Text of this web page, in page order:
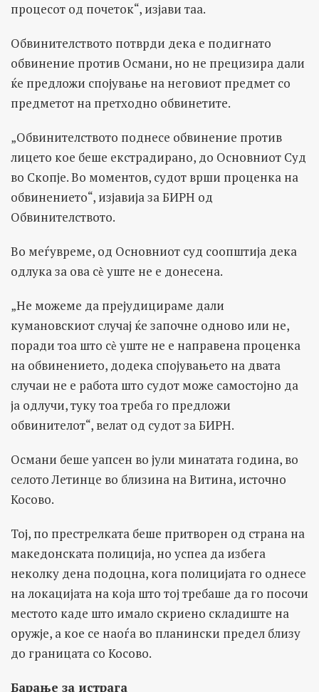
процесот од почеток“, изјави таа.
Обвинителството потврди дека е подигнато
обвинение против Османи, но не прецизира дали
ќе предложи спојување на неговиот предмет со
предметот на претходно обвинетите.
„Обвинителството поднесе обвинение против
лицето кое беше екстрадирано, до Основниот Суд
во Скопје. Во моментов, судот врши проценка на
обвинението“, изјавија за БИРН од
Обвинителството.
Во меѓувреме, од Основниот суд соопштија дека
одлука за ова сѐ уште не е донесена.
„Не можеме да прејудицираме дали
кумановскиот случај ќе започне одново или не,
поради тоа што сѐ уште не е направена проценка
на обвинението, додека спојувањето на двата
случаи не е работа што судот може самостојно да
ја одлучи, туку тоа треба го предложи
обвинителот“, велат од судот за БИРН.
Османи беше уапсен во јули минатата година, во
селото Летинце во близина на Витина, источно
Косово.
Тој, по престрелката беше притворен од страна на
македонската полиција, но успеа да избега
неколку дена подоцна, кога полицијата го однесе
на локацијата на која што тој требаше да го посочи
местото каде што имало скриено складиште на
оружје, а кое се наоѓа во планински предел близу
до границата со Косово.
Барање за истрага